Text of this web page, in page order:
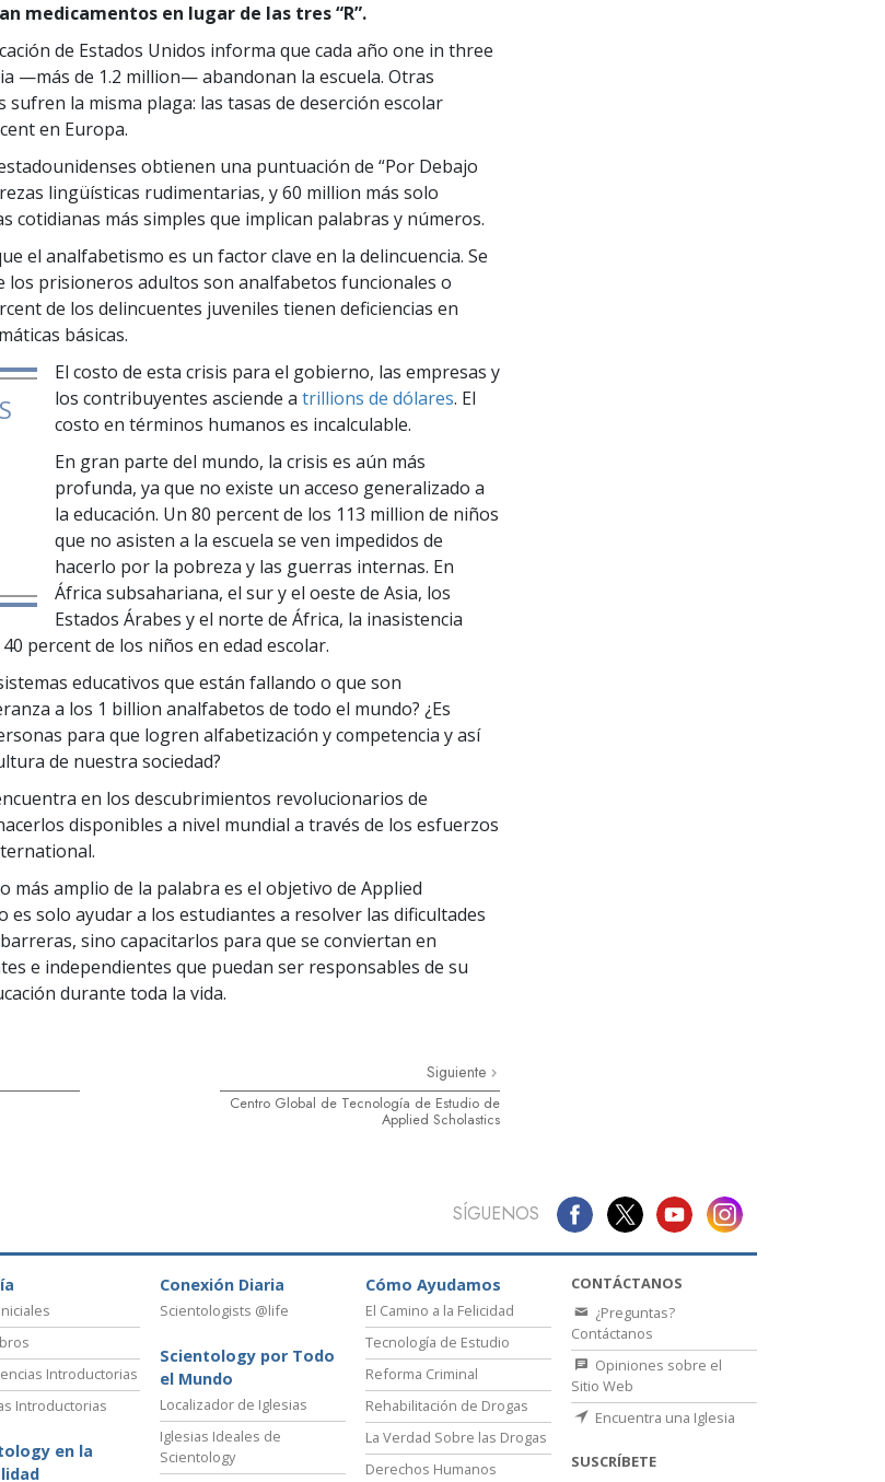
medicamentos en lugar de las tres “R”.
de Estados Unidos informa que cada año one in three
—más de 1.2 million— abandonan la escuela. Otras
sufren la misma plaga: las tasas de deserción escolar
en Europa.
obtienen una puntuación de “Por Debajo
lingüísticas rudimentarias, y60 million más solo
cotidianas más simples que implican palabras y números.
el analfabetismo es un factor clave en la delincuencia. Se
los prisioneros adultos son analfabetos funcionales o
de los delincuentes juveniles tienen deficiencias en
básicas.
El costo de esta crisis para el gobierno, las empresas y
los contribuyentes asciende a trillions de dólares. El
costo en términos humanos es incalculable.
En gran parte del mundo, la crisis es aún más
profunda, ya que no existe un acceso generalizado a
la educación. Un 80 percentde los 113 million de niños
que no asisten a la escuela se ven impedidos de
hacerlo por la pobreza y las guerras internas. En
África subsahariana, el sur y el oeste de Asia, los
Estados Árabes y el norte de África, la inasistencia
percentde los niños en edad escolar.
educativos que están fallando o que son
a los 1 billion analfabetos de todo el mundo? ¿Es
para que logren alfabetización y competencia y así
de nuestra sociedad?
en los descubrimientos revolucionarios de
disponibles a nivel mundial a través de los esfuerzos
más amplio de la palabra es el objetivo de Applied
es solo ayudar a los estudiantes a resolver las dificultades
sino capacitarlos para que se conviertan en
e independientes que puedan ser responsables de su
durante toda la vida.
Siguiente
Centro Global de Tecnología de Estudio de
Applied Scholastics
SÍGUENOS
Introductorias
Introductorias
en la
Conexión Diaria
Scientologists @life
Scientology por Todo
el Mundo
Localizador de Iglesias
Iglesias Ideales de
Scientology
Cómo Ayudamos
El Camino a la Felicidad
Tecnología de Estudio
Reforma Criminal
Rehabilitación de Drogas
La Verdad Sobre las Drogas
Derechos Humanos
CONTÁCTANOS
¿Preguntas?
Contáctanos
Opiniones sobre el
Sitio Web
Encuentra una Iglesia
SUSCRÍBETE